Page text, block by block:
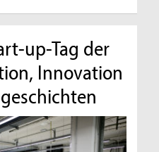
up-Tag der
Innovation